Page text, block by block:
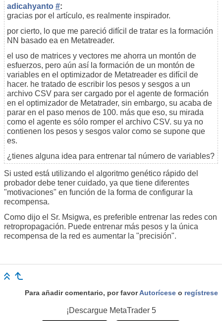
adicahyanto #:
gracias por el artículo, es realmente inspirador.
por cierto, lo que me pareció difícil de tratar es la formación
NN basado ea en Metatreader.
el uso de matrices y vectores me ahorra un montón de
esfuerzos, pero aún así la formación de un montón de
variables en el optimizador de Metatreader es difícil de
hacer. he tratado de escribir los pesos y sesgos a un
archivo CSV para ser cargado por el agente de formación
en el optimizador de Metatrader, sin embargo, su acaba de
parar en el paso menos de 100. más que eso, su mirada
como el agente es sólo romper el archivo CSV. su ya no
contienen los pesos y sesgos valor como se supone que
es.
¿tienes alguna idea para entrenar tal número de variables?
Si usted está utilizando el algoritmo genético rápido del
probador debe tener cuidado, ya que tiene diferentes
"motivaciones" en función de la forma de configurar la
recompensa.
Como dijo el Sr. Msigwa, es preferible entrenar las redes con
retropropagación. Puede entrenar más pesos y la única
recompensa de la red es aumentar la "precisión".
Para añadir comentario, por favorAutorícese o regístrese
¡Descargue MetaTrader 5